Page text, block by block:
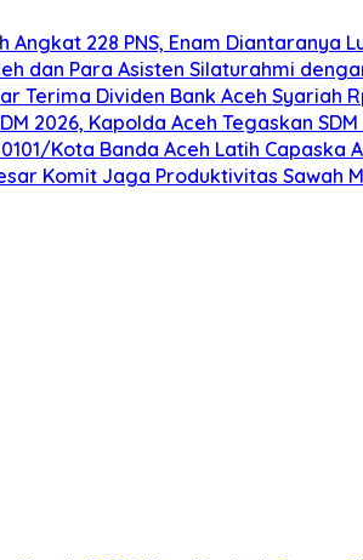
Angkat 228 PNS, Enam Diantaranya
dan Para Asisten Silaturahmi
Terima Dividen Bank Aceh Syariah
2026, Kapolda Aceh Tegaskan
Kota Banda Aceh Latih Capaska
Komit Jaga Produktivitas Sawah